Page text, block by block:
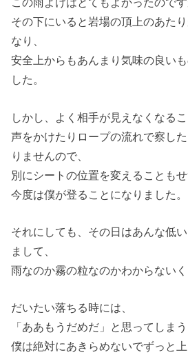
その下にいると岩場の頂上のあた
なり、
安全上からもあんまり気味の良い
した。
しかし、よく相手が見えなくなる
声をかけたりロープの流れで察し
りませんので、
別にシートの位置を変えることもせ
今度は僕が登ることになりました。
それにしても、その日はあんな低
まして、
雨なのか霧の粒なのかわからないく
だいたい落ちる時には、
「ああもうだめだ」と思ってしま
僕は絶対にあきらめないでずっと